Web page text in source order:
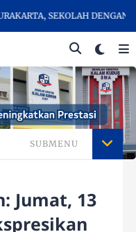
SEKOLAH DENGAN
SUBMENU
Jumat, 13